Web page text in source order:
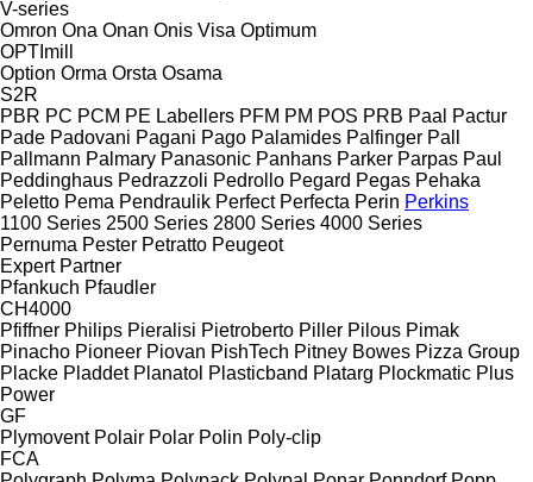
V-series
Omron Ona Onan Onis Visa Optimum
OPTImill
Option Orma Orsta Osama
S2R
PBR PC PCM PE Labellers PFM PM POS PRB Paal
Pactur
Pade Padovani Pagani Pago Palamides Palfinger Pall
Pallmann Palmary Panasonic Panhans Parker Parpas Paul
Peddinghaus Pedrazzoli Pedrollo Pegard Pegas Pehaka
Peletto Pema Pendraulik Perfect Perfecta Perin Perkins
1100 Series 2500 Series 2800 Series 4000 Series
Pernuma Pester Petratto Peugeot
Expert Partner
Pfankuch Pfaudler
CH4000
Pfiffner Philips Pieralisi Pietroberto Piller Pilous Pimak
Pinacho Pioneer Piovan PishTech Pitney Bowes Pizza Group
Placke Pladdet Planatol Plasticband Platarg Plockmatic Plus
Power
GF
Plymovent Polair Polar Polin Poly-clip
FCA